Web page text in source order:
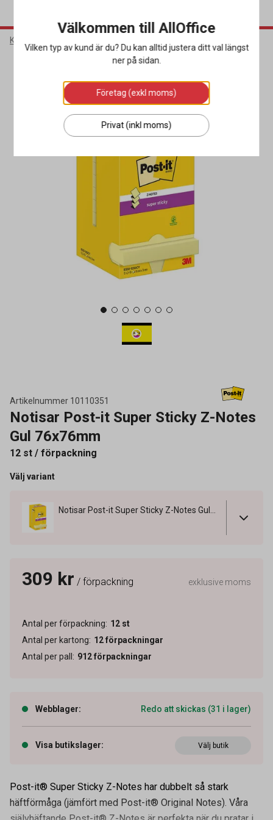
Kontorsmaterial
Miljöval
Artikelnummer 10110351
Notisar Post-it Super Sticky Z-Notes
Gul 76x76mm
12 st / förpackning
Välj variant
309 kr / förpackning exklusive moms
Antal per förpackning: 12 st
Antal per kartong: 12förpackningar
Antal per pall : 912förpackningar
Webblager: Redo att skickas (31 i lager)
Visa butikslager: Välj butik
Post-it® Super Sticky Z-Notes har dubbelt så stark
häftförmåga (jämfört med Post-it® Original Notes). Våra
Välkommen till AllOffice
Vilken typ av kund är du? Du kan alltid justera ditt val längst
ner på sidan.
Företag (exkl moms)
Privat (inkl moms)